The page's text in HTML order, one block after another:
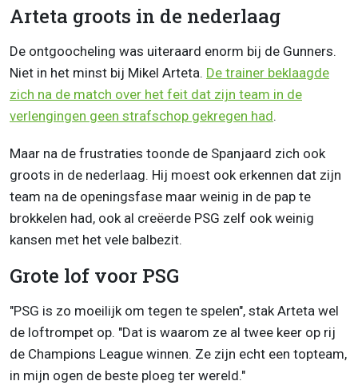
Arteta groots in de nederlaag
De ontgoocheling was uiteraard enorm bij de Gunners.
Niet in het minst bij Mikel Arteta. De trainer beklaagde
zich na de match over het feit dat zijn team in de
verlengingen geen strafschop gekregen had.
Maar na de frustraties toonde de Spanjaard zich ook
groots in de nederlaag. Hij moest ook erkennen dat zijn
team na de openingsfase maar weinig in de pap te
brokkelen had, ook al creëerde PSG zelf ook weinig
kansen met het vele balbezit.
Grote lof voor PSG
"PSG is zo moeilijk om tegen te spelen", stak Arteta wel
de loftrompet op. "Dat is waarom ze al twee keer op rij
de Champions League winnen. Ze zijn echt een topteam,
in mijn ogen de beste ploeg ter wereld."